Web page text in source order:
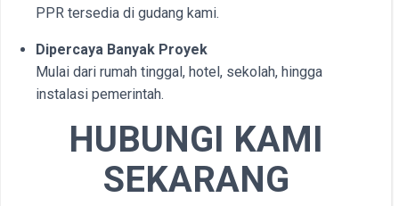
PPR tersedia di gudang kami.
Dipercaya Banyak Proyek
Mulai dari rumah tinggal, hotel, sekolah, hingga
instalasi pemerintah.
HUBUNGI KAMI
SEKARANG